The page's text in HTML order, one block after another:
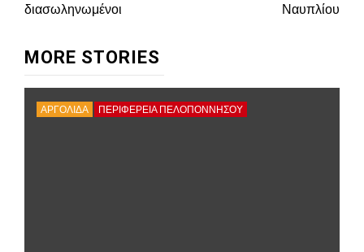
διασωληνωμένοι
Ναυπλίου
MORE STORIES
ΑΡΓΟΛΙΔΑ ΠΕΡΙΦΈΡΕΙΑ ΠΕΛΟΠΟΝΝΉΣΟΥ